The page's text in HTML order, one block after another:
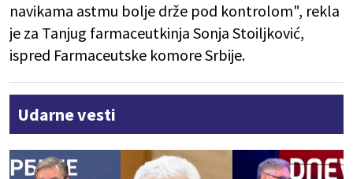
navikama astmu bolje drže pod kontrolom", rekla
je za Tanjug farmaceutkinja Sonja Stoiljković,
ispred Farmaceutske komore Srbije.
Udarne vesti